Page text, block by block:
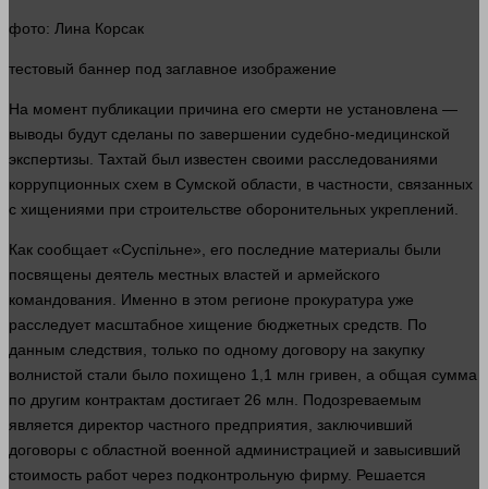
фото: Лина Корсак
тестовый баннер под заглавное изображение
На момент публикации причина его смерти не установлена —
выводы будут сделаны по завершении судебно-медицинской
экспертизы. Тахтай был известен своими расследованиями
коррупционных схем в Сумской области , в частности, связанных
с хищениями при строительстве оборонительных укреплений.
Как сообщает «Суспільне», его последние материалы были
посвящены деятель местных властей и армейского
командования. Именно в этом регионе прокуратура уже
расследует масштабное хищение бюджетных средств. По
данным следствия, только по одному договору на закупку
волнистой стали было похищено 1,1 млн гривен, а общая сумма
по другим контрактам достигает 26 млн. Подозреваемым
является директор частного предприятия, заключивший
договоры с областной военной администрацией и завысивший
стоимость работ через подконтрольную фирму. Решается